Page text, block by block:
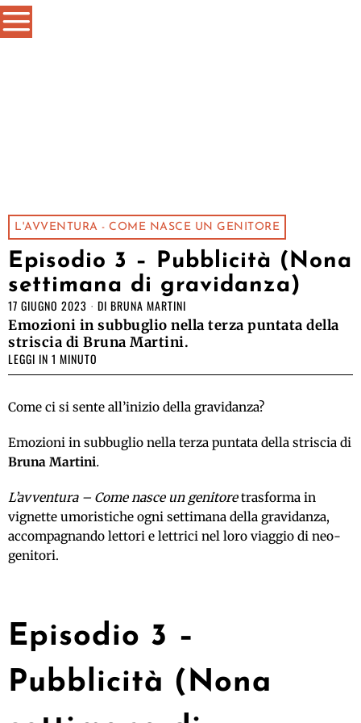
L'AVVENTURA - COME NASCE UN GENITORE
Episodio 3 – Pubblicità (Nona
settimana di gravidanza)
17 GIUGNO 2023 DI BRUNA MARTINI
Emozioni in subbuglio nella terza puntata della
striscia di Bruna Martini.
LEGGI IN 1 MINUTO
Come ci si sente all’inizio della gravidanza?
Emozioni in subbuglio nella terza puntata della striscia di
Bruna Martini.
L’avventura – Come nasce un genitoretrasforma in
vignette umoristiche ogni settimana della gravidanza,
accompagnando lettori e lettrici nel loro viaggio di neo-
genitori.
Episodio 3 –
Pubblicità (Nona